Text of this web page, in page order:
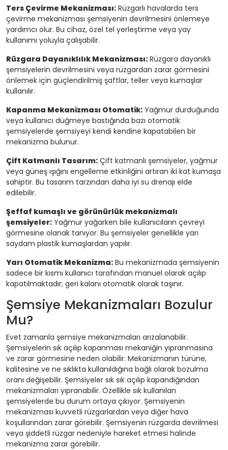
Ters Çevirme Mekanizması: Rüzgarlı havalarda ters
çevirme mekanizması şemsiyenin devrilmesini önlemeye
yardımcı olur. Bu cihaz, özel tel yerleştirme veya yay
kullanımı yoluyla çalışabilir.
Rüzgara Dayanıklılık Mekanizması: Rüzgara dayanıklı
şemsiyelerin devrilmesini veya rüzgardan zarar görmesini
önlemek için güçlendirilmiş şaftlar, teller veya kumaşlar
kullanılır.
Kapanma Mekanizması Otomatik: Yağmur durduğunda
veya kullanıcı düğmeye bastığında bazı otomatik
şemsiyelerde şemsiyeyi kendi kendine kapatabilen bir
mekanizma bulunur.
Çift Katmanlı Tasarım: Çift katmanlı şemsiyeler, yağmur
veya güneş ışığını engelleme etkinliğini artıran iki kat kumaşa
sahiptir. Bu tasarım tarzından daha iyi su drenajı elde
edilebilir.
Şeffaf kumaşlı ve görünürlük mekanizmalı
şemsiyeler: Yağmur yağarken bile kullanıcıların çevreyi
görmesine olanak tanıyor. Bu şemsiyeler genellikle yarı
saydam plastik kumaşlardan yapılır.
Yarı Otomatik Mekanizma: Bu mekanizmada şemsiyenin
sadece bir kısmı kullanıcı tarafından manuel olarak açılıp
kapatılmaktadır; geri kalanı otomatik olarak taşınır.
Şemsiye Mekanizmaları Bozulur
Mu?
Evet zamanla şemsiye mekanizmaları arızalanabilir.
Şemsiyelerin sık açılıp kapanması mekaniğin yıpranmasına
ve zarar görmesine neden olabilir. Mekanizmanın türüne,
kalitesine ve ne sıklıkta kullanıldığına bağlı olarak bozulma
oranı değişebilir. Şemsiyeler sık sık açılıp kapandığından
mekanizmaları yıpranabilir. Özellikle sık kullanılan
şemsiyelerde bu durum ortaya çıkıyor. Şemsiyenin
mekanizması kuvvetli rüzgarlardan veya diğer hava
koşullarından zarar görebilir. Şemsiyenin rüzgarda devrilmesi
veya şiddetli rüzgar nedeniyle hareket etmesi halinde
mekanizma zarar görebilir.